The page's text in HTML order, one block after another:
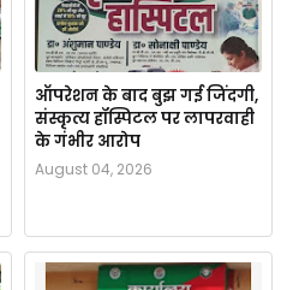
ऑपरेशन के बाद बुझ गई जिंदगी,
संस्कृत्य हॉस्पिटल पर लापरवाही
के गंभीर आरोप
August 04, 2026